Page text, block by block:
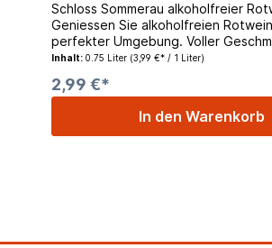
Schloss Sommerau alkoholfreier
Geniessen Sie alkoholfreien
perfekter Umgebung. Voller
Alkohol. Alkoholfreier Wein muss
Inhalt: 0.75 Liter (3,99 €* / 1 Liter)
2,99 €*
In den Warenkorb